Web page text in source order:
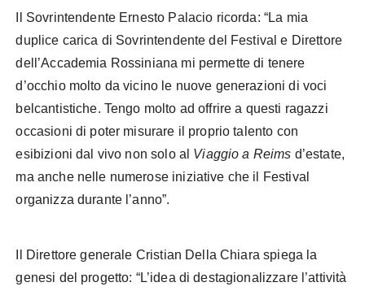
Il Sovrintendente Ernesto Palacio ricorda: “La mia
duplice carica di Sovrintendente del Festival e Direttore
dell’Accademia Rossiniana mi permette di tenere
d’occhio molto da vicino le nuove generazioni di voci
belcantistiche. Tengo molto ad offrire a questi ragazzi
occasioni di poter misurare il proprio talento con
esibizioni dal vivo non solo al Viaggio a Reims d’estate,
ma anche nelle numerose iniziative che il Festival
organizza durante l’anno”.
Il Direttore generale Cristian Della Chiara spiega la
genesi del progetto: “L’idea di destagionalizzare l’attività